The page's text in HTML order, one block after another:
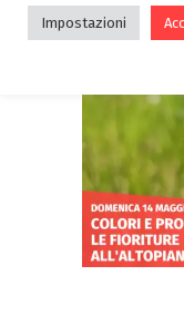
Impostazioni